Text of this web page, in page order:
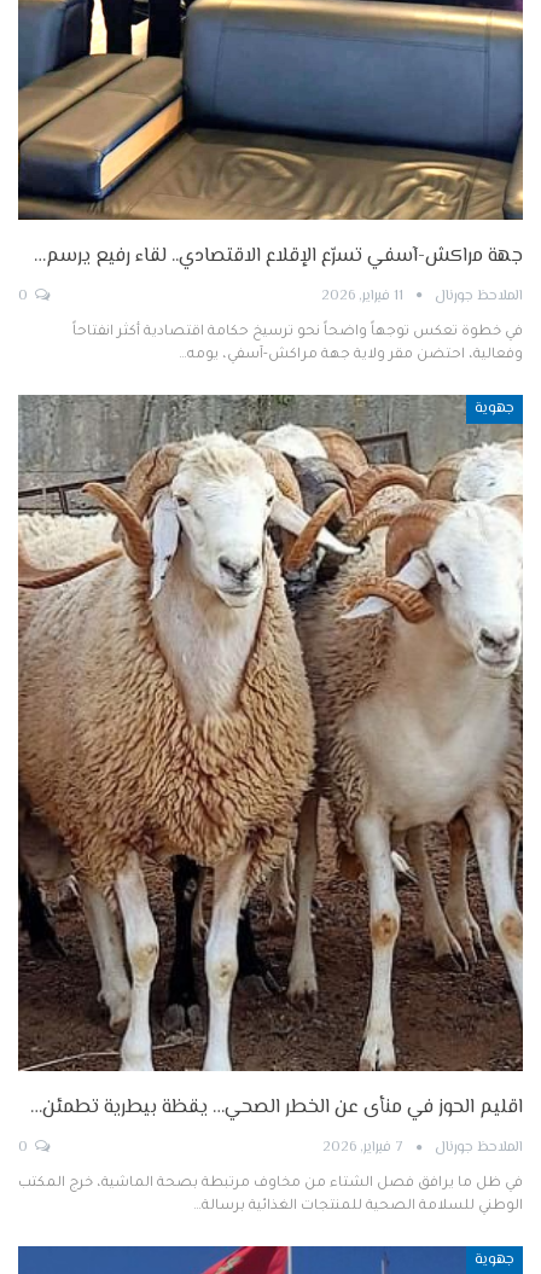
جهة مراكش-آسفي تسرّع الإقلاع الاقتصادي.. لقاء رفيع يرسم…
الملاحظ جورنال 11 فبراير, 2026
في خطوة تعكس توجهاً واضحاً نحو ترسيخ حكامة اقتصادية أكثر انفتاحاً
وفعالية، احتضن مقر ولاية جهة مراكش-آسفي، يومه…
جهوية
اقليم الحوز في منأى عن الخطر الصحي… يقظة بيطرية تطمئن…
الملاحظ جورنال 7 فبراير, 2026
في ظل ما يرافق فصل الشتاء من مخاوف مرتبطة بصحة الماشية، خرج المكتب
الوطني للسلامة الصحية للمنتجات الغذائية برسالة…
جهوية